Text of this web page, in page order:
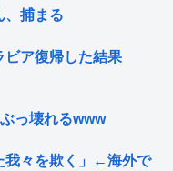
、捕まる
ビア復帰した結果
っ壊れるwww
我々を欺く」←海外で